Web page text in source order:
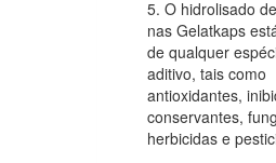
5. O hidrolisado
nas Gelatkaps
de qualquer
aditivo, tais como
antioxidantes,
conservantes,
herbicidas e